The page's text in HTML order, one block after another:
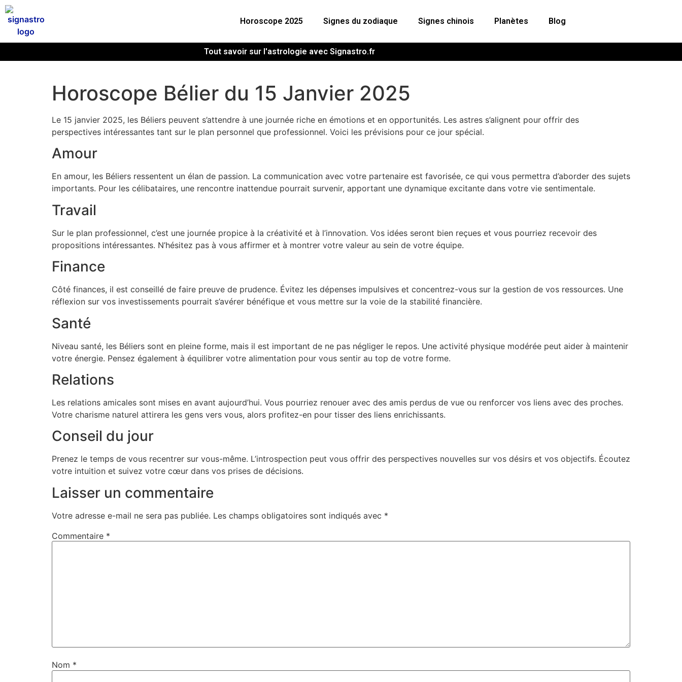
Horoscope 2025 Signes du zodiaque Signes chinois Planètes Blog
Tout savoir sur l'astrologie avec Signastro.fr
Horoscope Bélier du 15 Janvier 2025
Le 15 janvier 2025, les Béliers peuvent s’attendre à une journée riche en émotions et en opportunités. Les astres s’alignent pour offrir des
perspectives intéressantes tant sur le plan personnel que professionnel. Voici les prévisions pour ce jour spécial.
Amour
En amour, les Béliers ressentent un élan de passion. La communication avec votre partenaire est favorisée, ce qui vous permettra d’aborder des sujets
importants. Pour les célibataires, une rencontre inattendue pourrait survenir, apportant une dynamique excitante dans votre vie sentimentale.
Travail
Sur le plan professionnel, c’est une journée propice à la créativité et à l’innovation. Vos idées seront bien reçues et vous pourriez recevoir des
propositions intéressantes. N’hésitez pas à vous affirmer et à montrer votre valeur au sein de votre équipe.
Finance
Côté finances, il est conseillé de faire preuve de prudence. Évitez les dépenses impulsives et concentrez-vous sur la gestion de vos ressources. Une
réflexion sur vos investissements pourrait s’avérer bénéfique et vous mettre sur la voie de la stabilité financière.
Santé
Niveau santé, les Béliers sont en pleine forme, mais il est important de ne pas négliger le repos. Une activité physique modérée peut aider à maintenir
votre énergie. Pensez également à équilibrer votre alimentation pour vous sentir au top de votre forme.
Relations
Les relations amicales sont mises en avant aujourd’hui. Vous pourriez renouer avec des amis perdus de vue ou renforcer vos liens avec des proches.
Votre charisme naturel attirera les gens vers vous, alors profitez-en pour tisser des liens enrichissants.
Conseil du jour
Prenez le temps de vous recentrer sur vous-même. L’introspection peut vous offrir des perspectives nouvelles sur vos désirs et vos objectifs. Écoutez
votre intuition et suivez votre cœur dans vos prises de décisions.
Laisser un commentaire
Votre adresse e-mail ne sera pas publiée. Les champs obligatoires sont indiqués avec *
Commentaire *
Nom *